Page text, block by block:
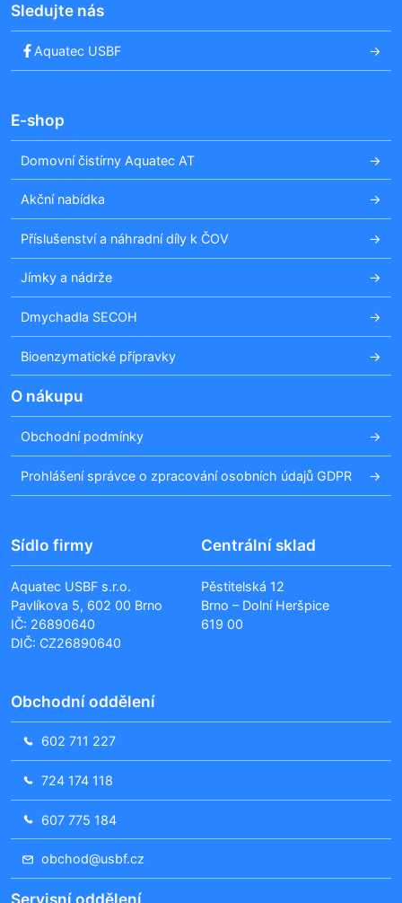
Sledujte nás
Aquatec USBF
E-shop
Domovní čistírny Aquatec AT
Akční nabídka
Příslušenství a náhradní díly k ČOV
Jímky a nádrže
Dmychadla SECOH
Bioenzymatické přípravky
O nákupu
Obchodní podmínky
Prohlášení správce o zpracování osobních údajů GDPR
Sídlo firmy
Aquatec USBF s.r.o.
Pavlíkova 5, 602 00 Brno
IČ: 26890640
DIČ: CZ26890640
Centrální sklad
Pěstitelská 12
Brno – Dolní Heršpice
619 00
Obchodní oddělení
602 711 227
724 174 118
607 775 184
obchod@usbf.cz
Servisní oddělení